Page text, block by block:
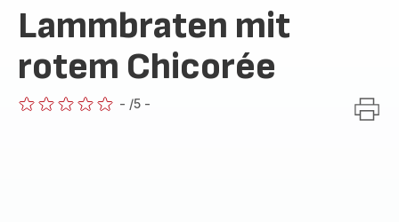
Lammbraten mit
rotem Chicorée
- /5 -